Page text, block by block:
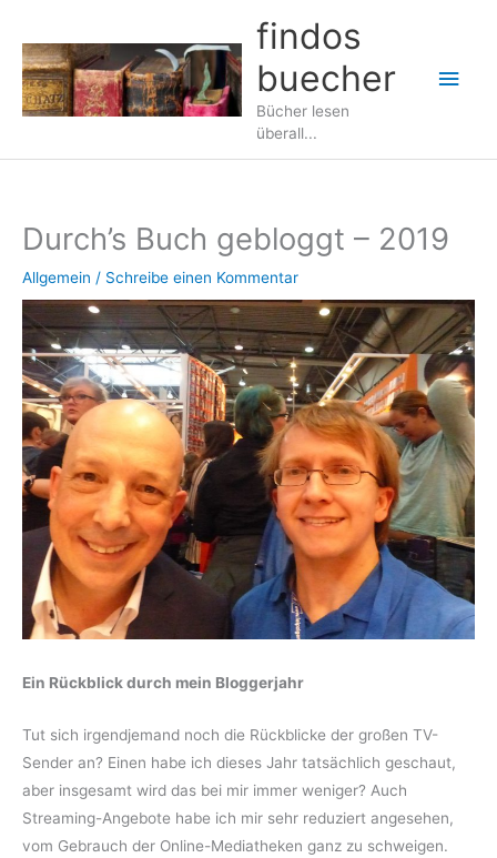
Inhalt
springen
findos
buecher
Bücher lesen
überall...
Durch’s Buch gebloggt – 2019
Allgemein / Schreibe einen Kommentar
Ein Rückblick durch mein Bloggerjahr
Tut sich irgendjemand noch die Rückblicke der großen TV-
Sender an? Einen habe ich dieses Jahr tatsächlich geschaut,
aber insgesamt wird das bei mir immer weniger? Auch
Streaming-Angebote habe ich mir sehr reduziert angesehen,
vom Gebrauch der Online-Mediatheken ganz zu schweigen.